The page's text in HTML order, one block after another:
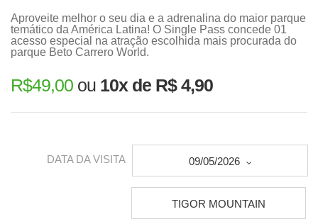
Aproveite melhor o seu dia e a adrenalina do maior parque
temático da América Latina! O Single Pass concede 01
acesso especial na atração escolhida mais procurada do
parque Beto Carrero World.
R$49,00 ou 10x de R$ 4,90
DATA DA VISITA 09/05/2026
TIGOR MOUNTAIN